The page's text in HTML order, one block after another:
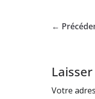
←
Votre